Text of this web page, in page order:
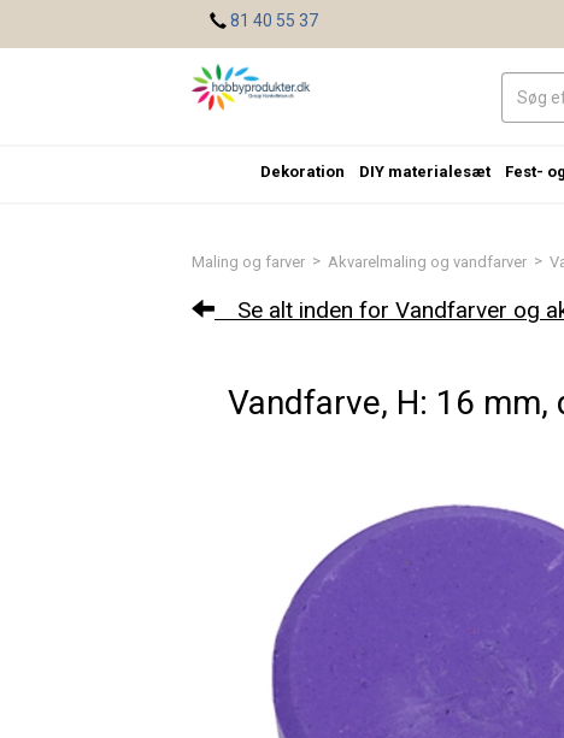
Maling og farver > Akvarelmaling og vandfarver >
Se alt inden for Vandfarver og
Vandfarve, H: 16
81 40 55 37
Dekoration DIY materialesæt Fest-